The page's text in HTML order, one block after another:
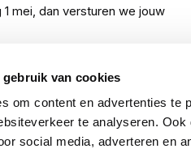
gebruik van cookies
om content en advertenties te
te analyseren.
social media, adverteren en
mei, dan versturen we jouw
Jouw bestelling gaat